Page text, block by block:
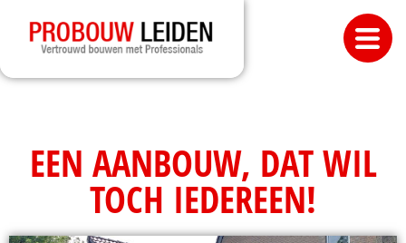
EEN AANBOUW, DAT WIL
TOCH IEDEREEN!